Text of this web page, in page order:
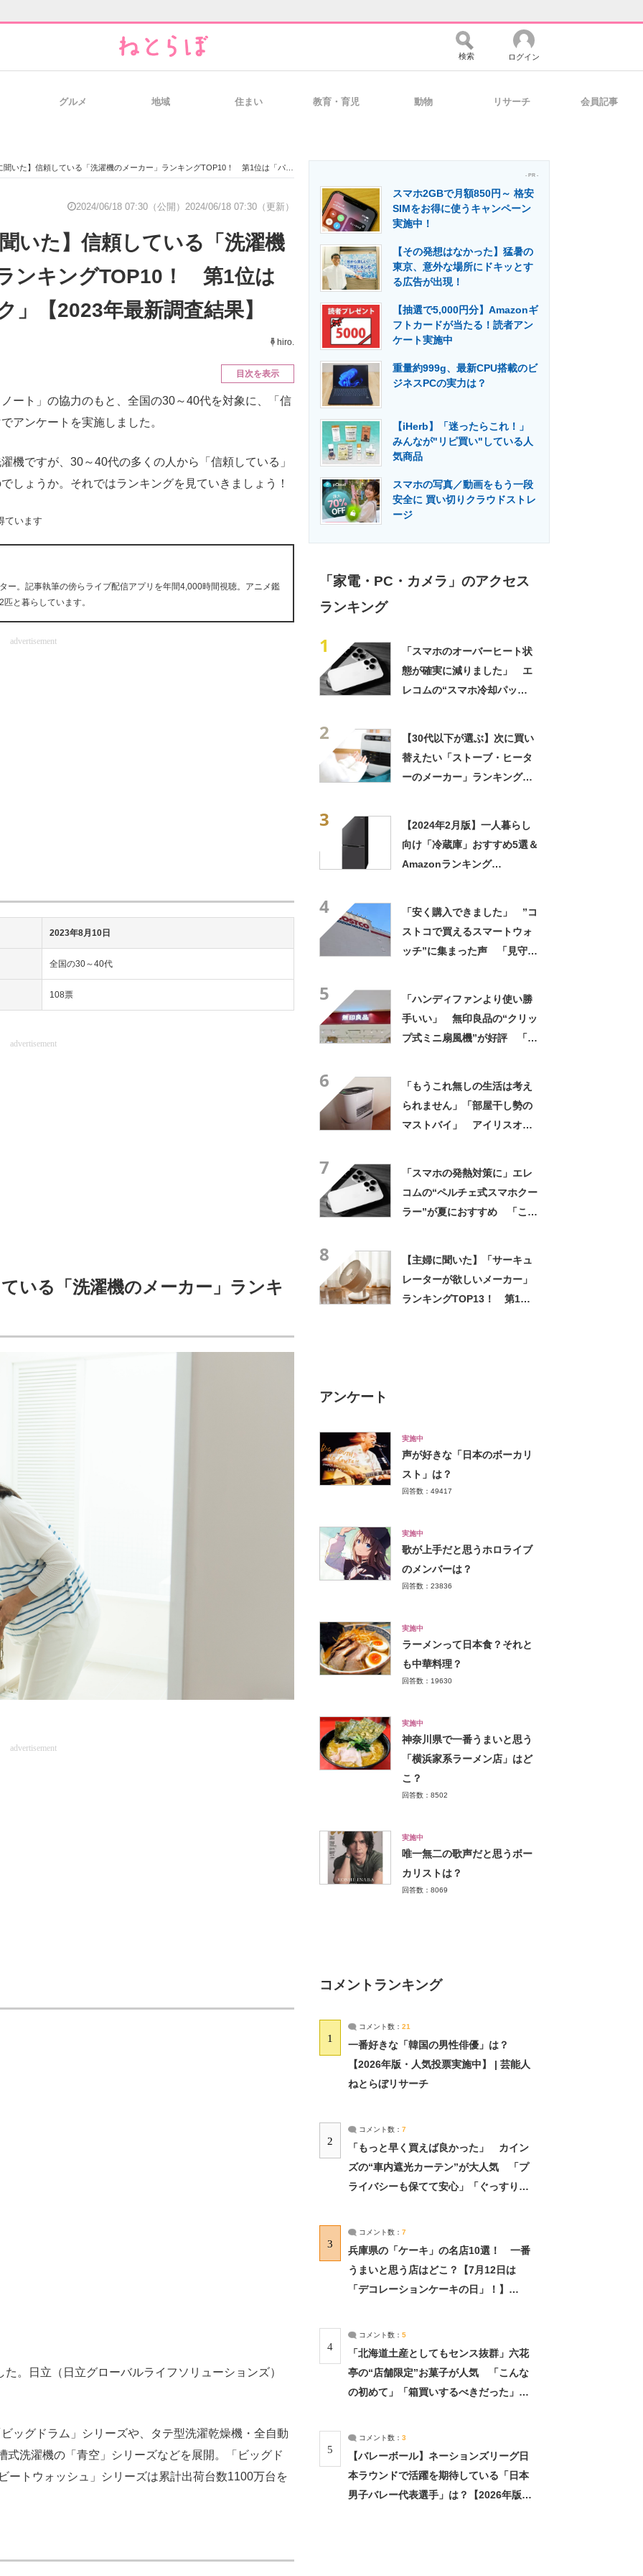
経営リーダーのコミュニティ マーケ×ITの今がよく分かる
製造業のIT導入・活用を支援
エネルギーの専門メディア 建設×テクノロジーの最前線
検索 ログイン
グルメ 地域 住まい 教育・育児 動物 リサーチ 会員記事
】信頼している「洗濯機のメーカー」ランキングTOP10！ 第1位は「パナソニック」【2023年最新調査結果】
2024/06/18 07:30（公開） 2024/06/18 07:30（更新）
いた】信頼している「洗濯機
ンキングTOP10！ 第1位は
」【2023年最新調査結果】
hiro.
目次を表示
ト」の協力のもと、全国の30～40代を対象に、「信
アンケートを実施しました。
ですが、30～40代の多くの人から「信頼している」
しょうか。それではランキングを見ていきましょう！
ています
ー。記事執筆の傍らライブ配信アプリを年間4,000時間視聴。アニメ鑑
と暮らしています。
advertisement
2023年8月10日
全国の30～40代
108票
advertisement
いる「洗濯機のメーカー」ランキ
advertisement
。日立（日立グローバルライフソリューションズ）
グドラム」シリーズや、タテ型洗濯乾燥機・全自動
洗濯機の「青空」シリーズなどを展開。「ビッグド
ートウォッシュ」シリーズは累計出荷台数1100万台を
- PR -
スマホ2GBで月額850円～ 格安
SIMをお得に使うキャンペーン
実施中！
【その発想はなかった】猛暑の
東京、意外な場所にドキッとす
る広告が出現！
【抽選で5,000円分】Amazonギ
フトカードが当たる！読者アン
ケート実施中
重量約999g、最新CPU搭載のビ
ジネスPCの実力は？
【iHerb】「迷ったらこれ！」
みんなが"リピ買い"している人
気商品
スマホの写真／動画をもう一段
安全に 買い切りクラウドストレ
ージ
「家電・PC・カメラ」のアクセス
ランキング
1
「スマホのオーバーヒート状
態が確実に減りました」 エ
レコムの“スマホ冷却パッ
2
【30代以下が選ぶ】次に買い
替えたい「ストーブ・ヒータ
ーのメーカー」ランキング
3
【2024年2月版】一人暮らし
向け「冷蔵庫」おすすめ5選＆
Amazonランキング
4
「安く購入できました」 ”コ
ストコで買えるスマートウォ
ッチ”に集まった声 「見守り
5
「ハンディファンより使い勝
手いい」 無印良品の“クリッ
プ式ミニ扇風機”が好評 「想
6
「もうこれ無しの生活は考え
られません」「部屋干し勢の
マストバイ」 アイリスオー
7
「スマホの発熱対策に」エレ
コムの“ペルチェ式スマホクー
ラー”が夏におすすめ 「これ
8
【主婦に聞いた】「サーキュ
レーターが欲しいメーカー」
ランキングTOP13！ 第1位
アンケート
実施中
声が好きな「日本のボーカリ
スト」は？
回答数：49417
実施中
歌が上手だと思うホロライブ
のメンバーは？
回答数：23836
実施中
ラーメンって日本食？それと
も中華料理？
回答数：19630
実施中
神奈川県で一番うまいと思う
「横浜家系ラーメン店」はど
こ？
回答数：8502
実施中
唯一無二の歌声だと思うボー
カリストは？
回答数：8069
コメントランキング
1
コメント数： 21
一番好きな「韓国の男性俳優」は？
【2026年版・人気投票実施中】 | 芸能人
ねとらぼリサーチ
2
コメント数： 7
「もっと早く買えば良かった」 カイン
ズの“車内遮光カーテン”が大人気 「プ
ライバシーも保てて安心」「ぐっすり眠
3
コメント数： 7
兵庫県の「ケーキ」の名店10選！ 一番
うまいと思う店はどこ？【7月12日は
「デコレーションケーキの日」！】
4
コメント数： 5
「北海道土産としてもセンス抜群」六花
亭の“店舗限定”お菓子が人気 「こんな
の初めて」「箱買いするべきだった」
5
コメント数： 3
【バレーボール】ネーションズリーグ日
本ラウンドで活躍を期待している「日本
男子バレー代表選手」は？【2026年版・